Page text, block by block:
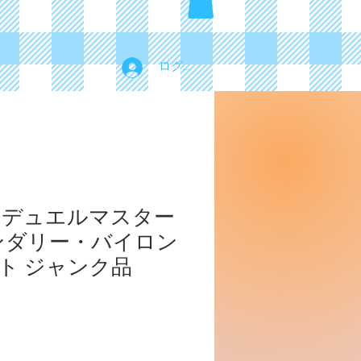
ログイン
ュエルマスター
リー・バイロン
ジャンク品